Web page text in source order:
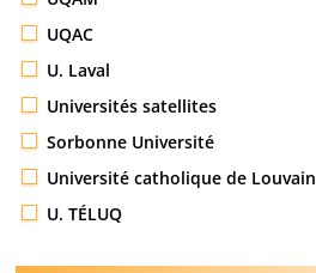
UQAC
U. Laval
Universités satellites
Sorbonne Université
Université catholique de Louvain
U. TÉLUQ